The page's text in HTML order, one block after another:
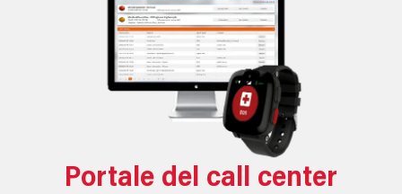
Portale del call center